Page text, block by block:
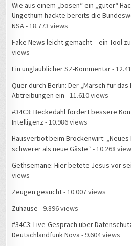
Wie aus einem „bösen“ ein „guter“
Ungethüm hackte bereits die
NSA- 18.773 views
Fake News leicht gemacht – ein Tool
views
Ein unglaublicher SZ-Kommentar-
Quer durch Berlin: Der „Marsch für
Abtreibungen ein - 11.610 views
#34C3: Beckedahl fordert bessere
Intelligenz - 10.986 views
Hausverbot beim Brockenwirt:
schwerer als neue Gäste“ - 10.268
Gethsemane: Hier betete Jesus vor
views
Zeugen gesucht- 10.007 views
Zuhause - 9.896 views
#34C3: Live-Gespräch über
Deutschlandfunk Nova - 9.604 views